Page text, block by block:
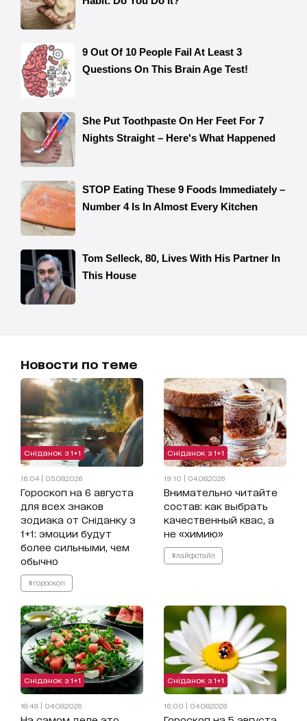
Новости по теме
Сніданок з 1+1
16:04 | 05.08.2026
Гороскоп на 6 августа
для всех знаков
зодиака от Сніданку з
1+1: эмоции будут
более сильными, чем
обычно
#гороскоп
Сніданок з 1+1
19:10 | 04.08.2026
Внимательно читайте
состав: как выбрать
качественный квас, а
не «химию»
#лайфстайл
Сніданок з 1+1
18:49 | 04.08.2026
Сніданок з 1+1
16:00 | 04.08.2026